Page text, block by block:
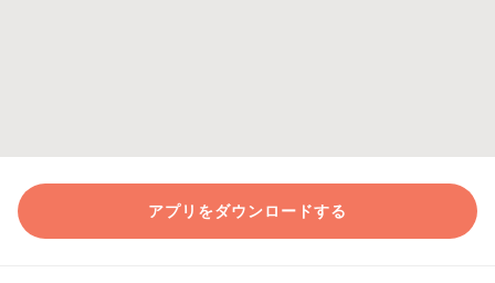
アプリをダウンロードする